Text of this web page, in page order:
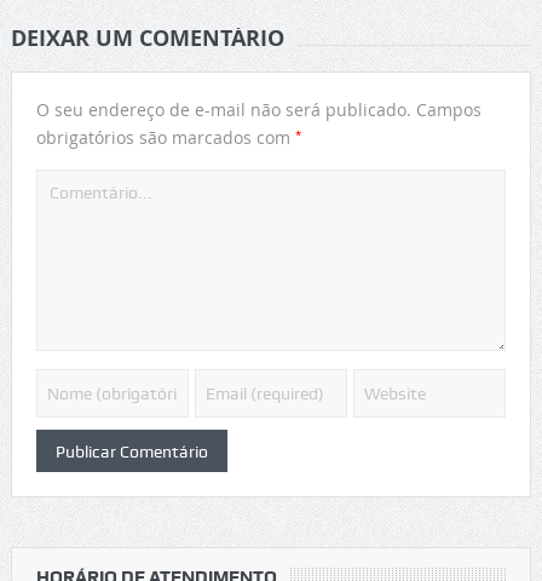
DEIXAR UM COMENTÁRIO
O seu endereço de e-mail não será publicado. Campos
obrigatórios são marcados com *